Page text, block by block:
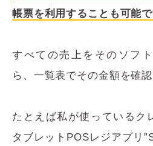
帳票を利用することも可能で
すべての売上をそのソフ
ら、一覧表でその金額を確
たとえば私が使っているク
タブレットPOSレジアプリ